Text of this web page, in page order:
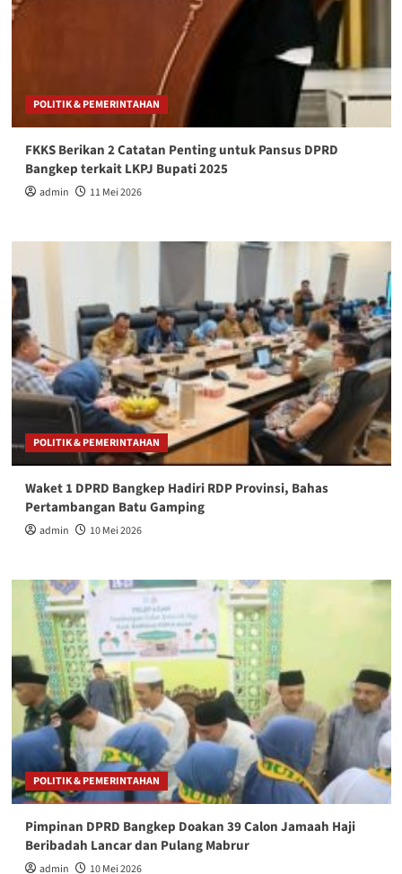
POLITIK & PEMERINTAHAN
FKKS Berikan 2 Catatan Penting untuk Pansus DPRD
Bangkep terkait LKPJ Bupati 2025
admin 11 Mei 2026
POLITIK & PEMERINTAHAN
Waket 1 DPRD Bangkep Hadiri RDP Provinsi, Bahas
Pertambangan Batu Gamping
admin 10 Mei 2026
POLITIK & PEMERINTAHAN
Pimpinan DPRD Bangkep Doakan 39 Calon Jamaah Haji
Beribadah Lancar dan Pulang Mabrur
admin 10 Mei 2026